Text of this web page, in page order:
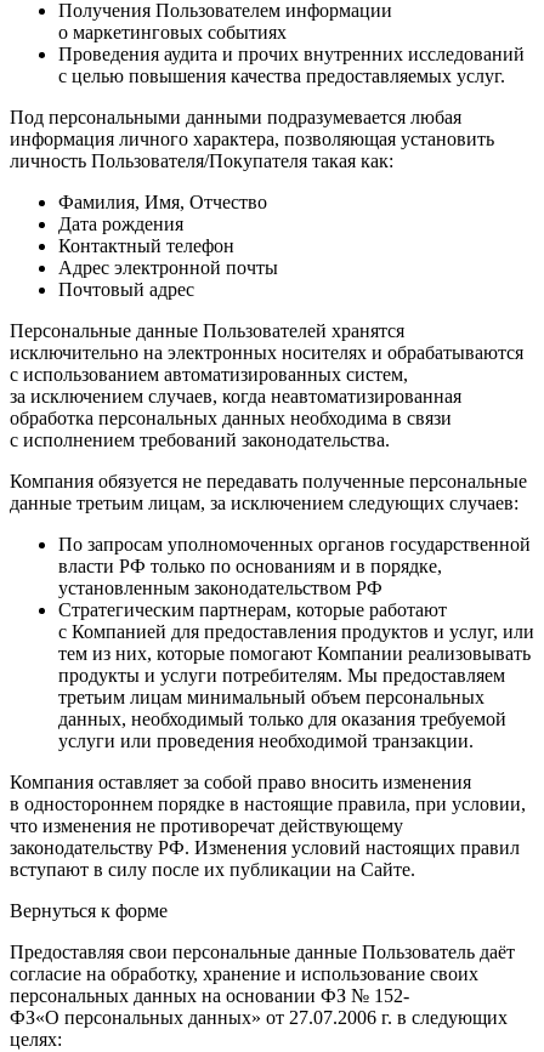
Получения Пользователем информации
о маркетинговых событиях
Проведения аудита и прочих внутренних исследований
с целью повышения качества предоставляемых услуг.
Под персональными данными подразумевается любая
информация личного характера, позволяющая установить
личность Пользователя/Покупателя такая как:
Фамилия, Имя, Отчество
Дата рождения
Контактный телефон
Адрес электронной почты
Почтовый адрес
Персональные данные Пользователей хранятся
исключительно на электронных носителях и обрабатываются
с использованием автоматизированных систем,
за исключением случаев, когда неавтоматизированная
обработка персональных данных необходима в связи
с исполнением требований законодательства.
Компания обязуется не передавать полученные персональные
данные третьим лицам, за исключением следующих случаев:
По запросам уполномоченных органов государственной
власти РФ только по основаниям и в порядке,
установленным законодательством РФ
Стратегическим партнерам, которые работают
с Компанией для предоставления продуктов и услуг, или
тем из них, которые помогают Компании реализовывать
продукты и услуги потребителям. Мы предоставляем
третьим лицам минимальный объем персональных
данных, необходимый только для оказания требуемой
услуги или проведения необходимой транзакции.
Компания оставляет за собой право вносить изменения
в одностороннем порядке в настоящие правила, при условии,
что изменения не противоречат действующему
законодательству РФ. Изменения условий настоящих правил
вступают в силу после их публикации на Сайте.
Вернуться к форме
Предоставляя свои персональные данные Пользователь даёт
согласие на обработку, хранение и использование своих
персональных данных на основании ФЗ № 152-
ФЗ«О персональных данных» от 27.07.2006 г. в следующих
целях: